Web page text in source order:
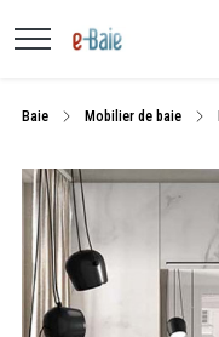
Baie Mobilier de baie